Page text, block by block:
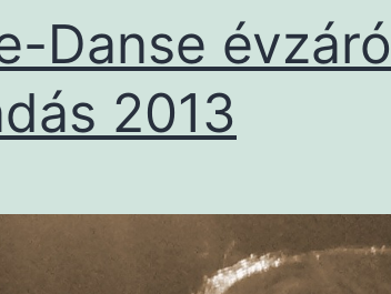
Danse évzáró
2013